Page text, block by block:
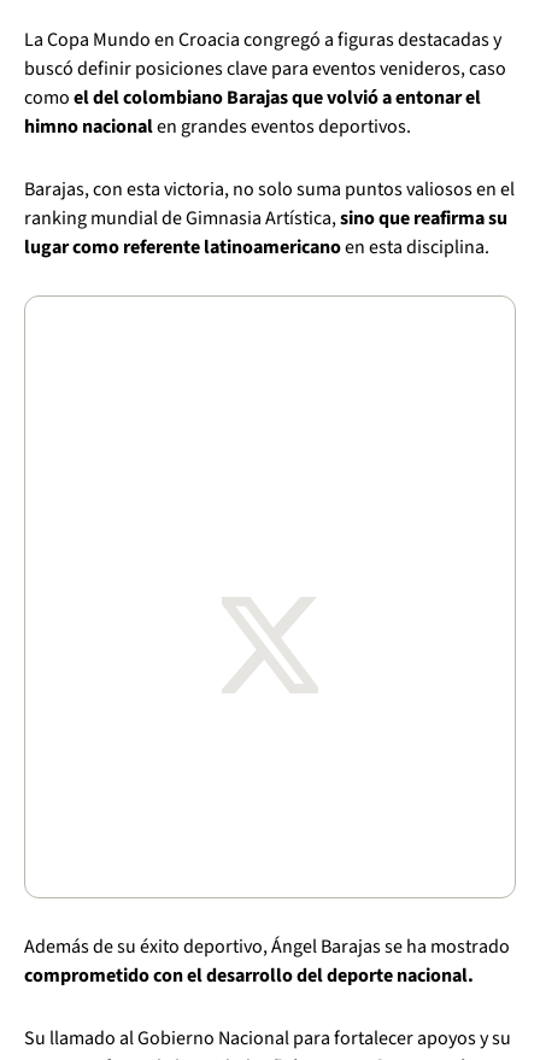
La Copa Mundo en Croacia congregó a figuras destacadas y
buscó definir posiciones clave para eventos venideros, caso
comoel del colombiano Barajas que volvió a entonar el
himno nacionalen grandes eventos deportivos.
Barajas, con esta victoria, no solo suma puntos valiosos en el
ranking mundial de Gimnasia Artística,sino que reafirma su
lugar como referente latinoamericanoen esta disciplina.
Además de su éxito deportivo, Ángel Barajas se ha mostrado
comprometido con el desarrollo del deporte nacional.
Su llamado al Gobierno Nacional para fortalecer apoyos y su